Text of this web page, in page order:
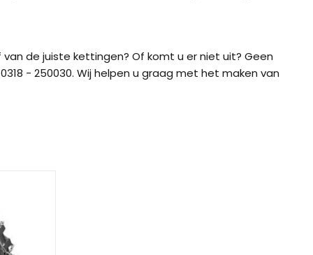
Easy-Fit CU-9
de juiste kettingen? Of komt u er niet uit? Geen
- 250030. Wij helpen u graag met het maken van